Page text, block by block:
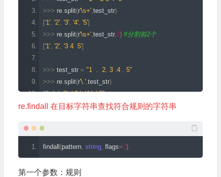
>>> re.split(r'\s+',test_str)
['1', '2', '3', '4', '5']
>>> re.split(r'\s+',test_str,2) #分割前2个
['1', '2', '3 4  5']
>>> test_str = "1  .  2. 3 .4 . 5"
>>> re.split(r'\.',test_str)
['1  ', '  2', ' 3 ', '4 ', ' 5']
>>> re.split(r'\.',test_str,3)
re.findall 在目标字符串查找符合规则的字符串
findall (pattern, string, flags=0)
第一个参数：规则